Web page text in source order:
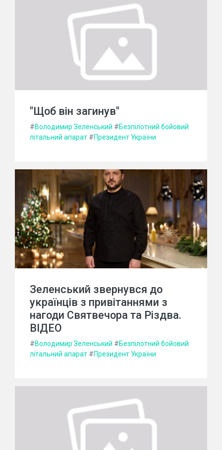
"Щоб він загинув"
#Володимир Зеленський #Безпілотний бойовий
літальний апарат #Президент України
Зеленський звернувся до
українців з привітаннями з
нагоди Святвечора та Різдва.
ВІДЕО
#Володимир Зеленський #Безпілотний бойовий
літальний апарат #Президент України